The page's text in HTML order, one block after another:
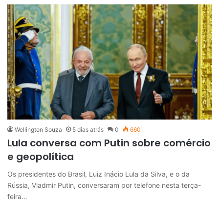
Wellington Souza 5 dias atrás 0 660
Lula conversa com Putin sobre comércio
e geopolítica
Os presidentes do Brasil, Luiz Inácio Lula da Silva, e o da
Rússia, Vladmir Putin, conversaram por telefone nesta terça-
feira…